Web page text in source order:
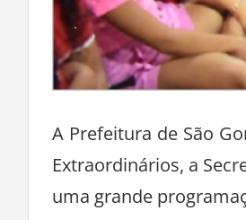
A Prefeitura de São
Extraordinários, a
uma grande